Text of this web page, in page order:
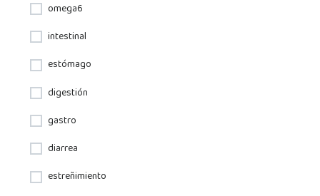
omega6
intestinal
estómago
digestión
gastro
diarrea
estreñimiento